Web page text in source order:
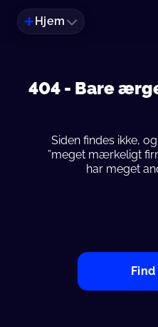
Hjem
404 - Bare
Siden findes ikke,
”meget mærkeligt
har meget